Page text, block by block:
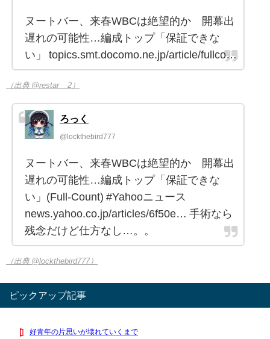
ヌートバー、来春WBCは絶望的か 開幕出
遅れの可能性…編成トップ「保証できな
い」 topics.smt.docomo.ne.jp/article/fullco…
（出典 @restar__2）
ろっく
@lockthebird777
ヌートバー、来春WBCは絶望的か 開幕出
遅れの可能性…編成トップ「保証できな
い」(Full-Count) #Yahooニュース
news.yahoo.co.jp/articles/6f50e… 手術なら
残念だけど仕方なし…。。
（出典 @lockthebird777）
ピックアップ記事